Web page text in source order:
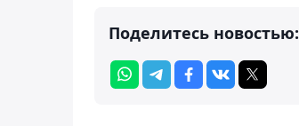
Поделитесь новостью: